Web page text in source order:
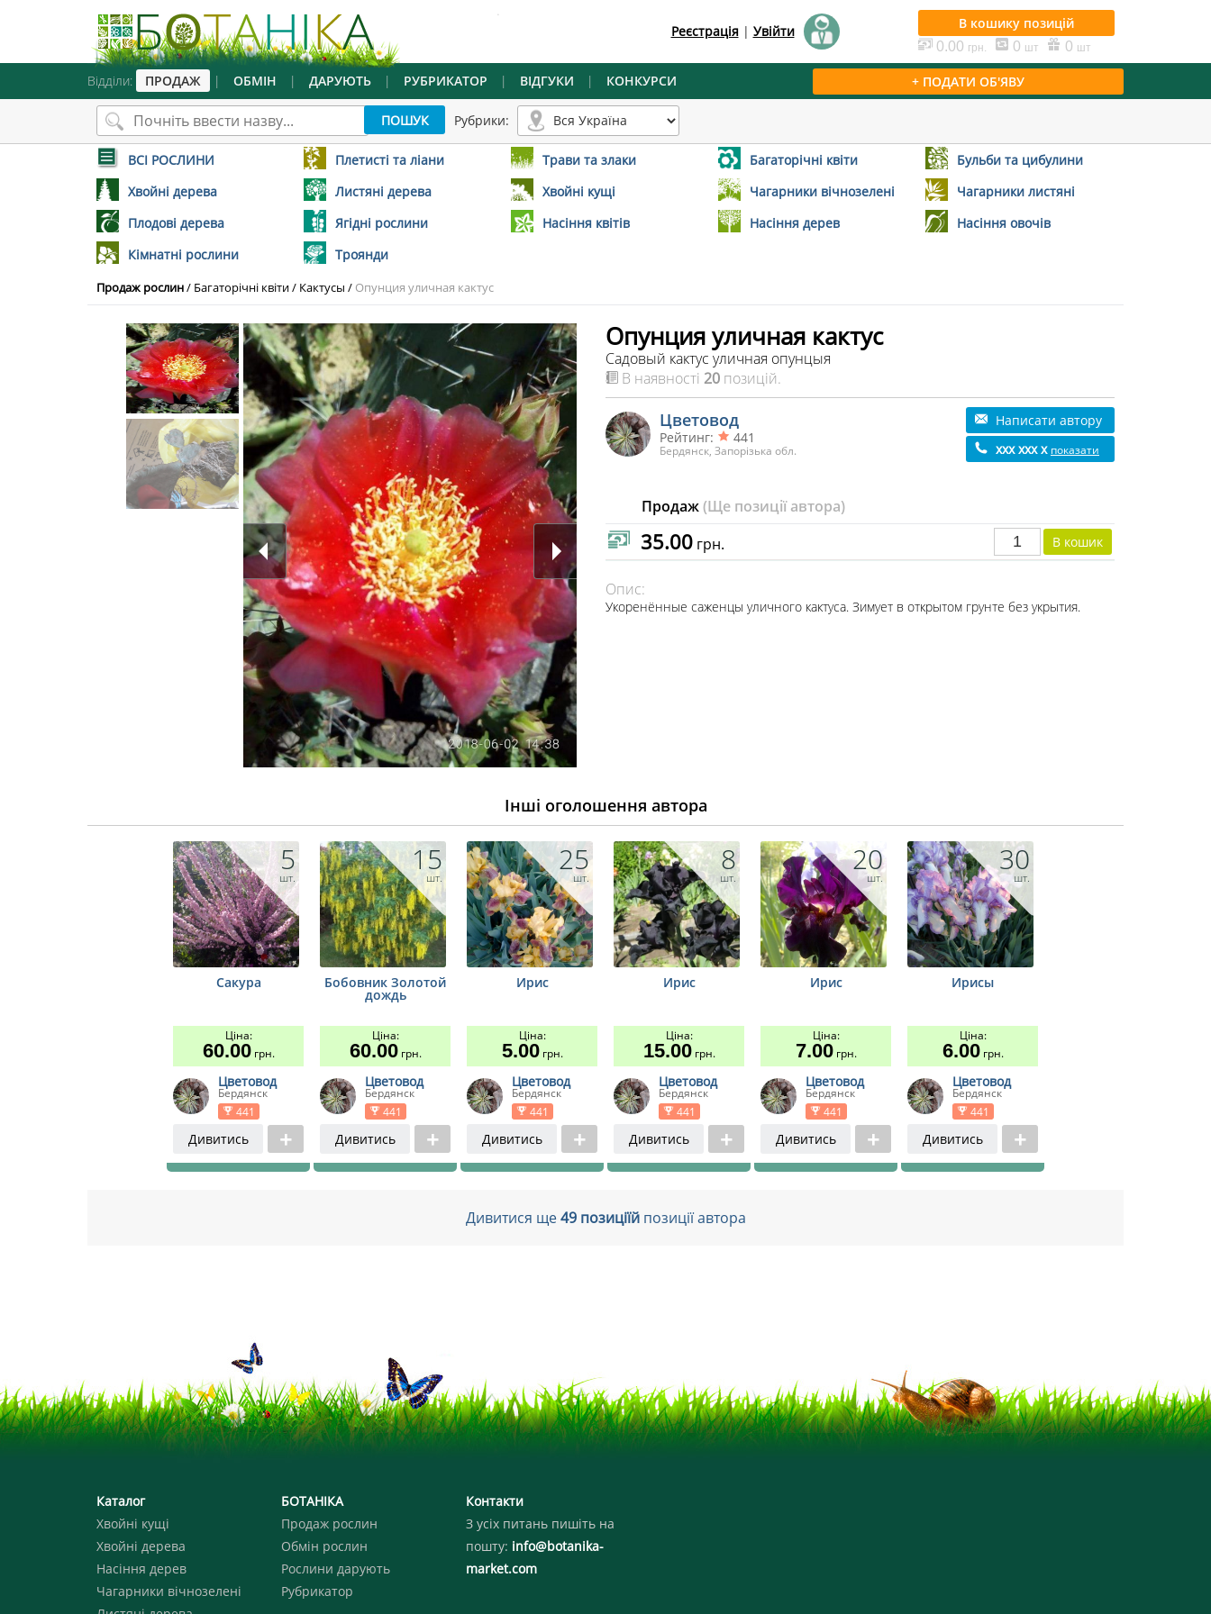
.
Реєстрація| Увійти В кошику позицій
0.00 грн. 0 шт 0 шт
Відділи: ПРОДАЖ | ОБМІН | ДАРУЮТЬ | РУБРИКАТОР | ВІДГУКИ | КОНКУРСИ + ПОДАТИ ОБ'ЯВУ
Рубрики:
ВСІ РОСЛИНИ Плетисті та ліани Трави та злаки Багаторічні квіти
Бульби та цибулини
Хвойні дерева
Листяні дерева Хвойні кущі Чагарники вічнозелені
Чагарники листяні
Плодові дерева
Ягідні рослини Насіння квітів Насіння дерев
Насіння овочів
Кімнатні рослини
Троянди
Продаж рослин/ Багаторічні квіти/ Кактусы / Опунция уличная кактус
Опунция уличная кактус
Садовый кактус уличная опунцыя
В наявності 20 позицій.
Цветовод
Рейтинг: 441
Бердянск, Запорізька обл.
Написати автору
xxx xxx x показати
Продаж(Ще позиції автора)
35.00 грн.
Опис:
Укоренённые саженцы уличного кактуса. Зимует в открытом грунте без укрытия.
Інші оголошення автора
5
шт.
Сакура
Ціна:
60.00грн.
Цветовод
Бердянск
441
Дивитись
15
шт.
Бобовник Золотой
дождь
Ціна:
60.00грн.
Цветовод
Бердянск
441
Дивитись
25
шт.
Ирис
Ціна:
5.00грн.
Цветовод
Бердянск
441
Дивитись
8
шт.
Ирис
Ціна:
15.00грн.
Цветовод
Бердянск
441
Дивитись
20
шт.
Ирис
Ціна:
7.00грн.
Цветовод
Бердянск
441
Дивитись
30
шт.
Ирисы
Ціна:
6.00грн.
Цветовод
Бердянск
441
Дивитись
Дивитися ще49 позиціїйпозиції автора
Каталог
Хвойні кущі
Хвойні дерева
Насіння дерев
Чагарники вічнозелені
БОТАНІКА
Продаж рослин
Обмін рослин
Рослини дарують
Рубрикатор
Контакти
З усіх питань пишіть на
пошту: info@botanika-
market.com